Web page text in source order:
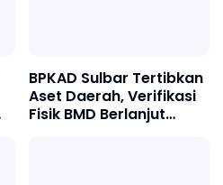
BPKAD Sulbar Tertibkan
Aset Daerah, Verifikasi
Fisik BMD Berlanjut